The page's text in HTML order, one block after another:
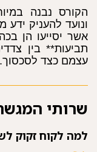
הקורס נבנה
ונועד להעניק ידע
אשר יסייעו הן
תביעות** בין
עצמם כצד לסכסוך.
שרותי
למה לקוח זקוק